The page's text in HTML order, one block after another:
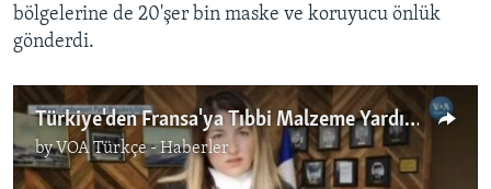
bölgelerine de 20'şer bin maske ve koruyucu önlük
gönderdi.
Türkiye'den Fransa'ya Tıbbi Malzeme Yardımı
byVOA Türkçe - Haberler